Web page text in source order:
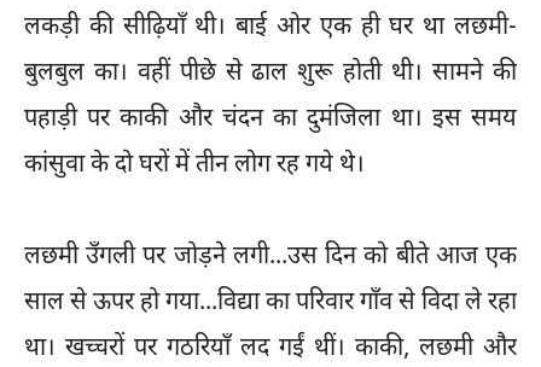
लकड़ी की सीढ़ियाँ थी। बाई ओर एक ही घर था लछमी-
बुलबुल का। वहीं पीछे से ढाल शुरू होती थी। सामने की
पहाड़ी पर काकी और चंदन का दुमंजिला था। इस समय
कांसुवा के दो घरों में तीन लोग रह गये थे।
लछमी उँगली पर जोड़ने लगी...उस दिन को बीते आज एक
साल से ऊपर हो गया...विद्या का परिवार गाँव से विदा ले रहा
था। खच्चरों पर गठरियाँ लद गईं थीं। काकी, लछमी और